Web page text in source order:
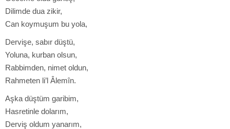
Dilimde dua zikir,
Can koymuşum bu yola,
Dervişe, sabır düştü,
Yoluna, kurban olsun,
Rabbimden, nimet oldun,
Rahmeten li’l Âlemîn.
Aşka düştüm garibim,
Hasretinle dolarım,
Derviş oldum yanarım,